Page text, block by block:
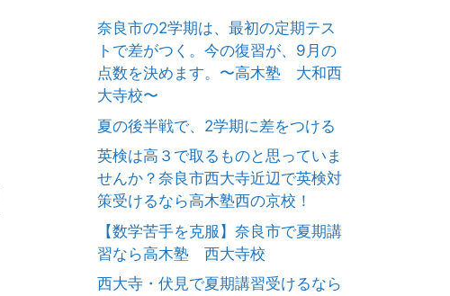
奈良市の2学期は、最初の定期テス
トで差がつく。今の復習が、9月の
点数を決めます。〜高木塾 大和西
大寺校〜
夏の後半戦で、2学期に差をつける
英検は高３で取るものと思っていま
せんか？奈良市西大寺近辺で英検対
策受けるなら高木塾西の京校！
【数学苦手を克服】奈良市で夏期講
習なら高木塾 西大寺校
西大寺・伏見で夏期講習受けるなら